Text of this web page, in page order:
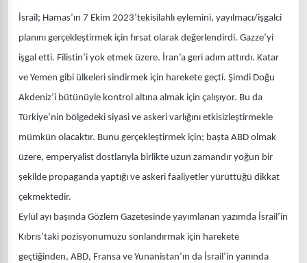
İsrail; Hamas’ın 7 Ekim 2023’tekisilahlı eylemini, yayılmacı/işgalci
planını gerçekleştirmek için fırsat olarak değerlendirdi. Gazze’yi
işgal etti. Filistin’i yok etmek üzere. İran’a geri adım attırdı. Katar
ve Yemen gibi ülkeleri sindirmek için harekete geçti. Şimdi Doğu
Akdeniz’i bütünüyle kontrol altına almak için çalışıyor. Bu da
Türkiye’nin bölgedeki siyasi ve askeri varlığını etkisizleştirmekle
mümkün olacaktır. Bunu gerçekleştirmek için; başta ABD olmak
üzere, emperyalist dostlarıyla birlikte uzun zamandır yoğun bir
şekilde propaganda yaptığı ve askeri faaliyetler yürüttüğü dikkat
çekmektedir.
Eylül ayı başında Gözlem Gazetesinde yayımlanan yazımda İsrail’in
Kıbrıs’taki pozisyonumuzu sonlandırmak için harekete
geçtiğinden, ABD, Fransa ve Yunanistan’ın da İsrail’in yanında